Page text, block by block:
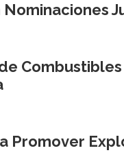
Combustibles
Promover